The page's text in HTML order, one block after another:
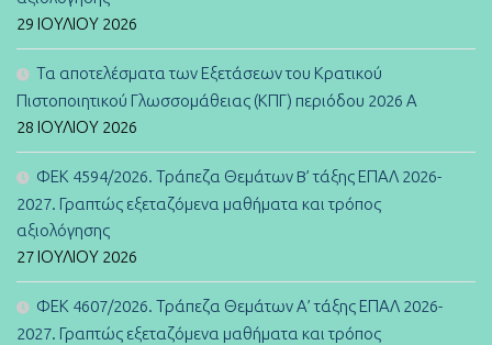
29 ΙΟΥΛΊΟΥ 2026
Τα αποτελέσματα των Εξετάσεων του Κρατικού
Πιστοποιητικού Γλωσσομάθειας (ΚΠΓ) περιόδου 2026 Α
28 ΙΟΥΛΊΟΥ 2026
ΦΕΚ 4594/2026. Τράπεζα Θεμάτων B’ τάξης ΕΠΑΛ 2026-
2027. Γραπτώς εξεταζόμενα μαθήματα και τρόπος
αξιολόγησης
27 ΙΟΥΛΊΟΥ 2026
ΦΕΚ 4607/2026. Τράπεζα Θεμάτων Α’ τάξης ΕΠΑΛ 2026-
2027. Γραπτώς εξεταζόμενα μαθήματα και τρόπος